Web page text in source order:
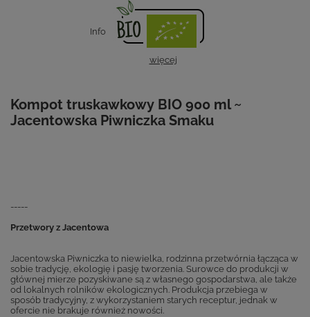
Info
więcej
Kompot truskawkowy BIO 900 ml ~
Jacentowska Piwniczka Smaku
-----
Przetwory z Jacentowa
Jacentowska Piwniczka to niewielka, rodzinna przetwórnia łącząca w
sobie tradycję, ekologię i pasję tworzenia. Surowce do produkcji w
głównej mierze pozyskiwane są z własnego gospodarstwa, ale także
od lokalnych rolników ekologicznych. Produkcja przebiega w
sposób tradycyjny, z wykorzystaniem starych receptur, jednak w
ofercie nie brakuje również nowości.